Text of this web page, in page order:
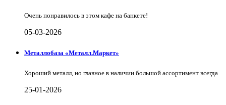
Очень понравилось в этом кафе на банкете!
05-03-2026
Металлобаза «Металл.Маркет»
Хороший металл, но главное в наличии большой ассортимент всегда
25-01-2026